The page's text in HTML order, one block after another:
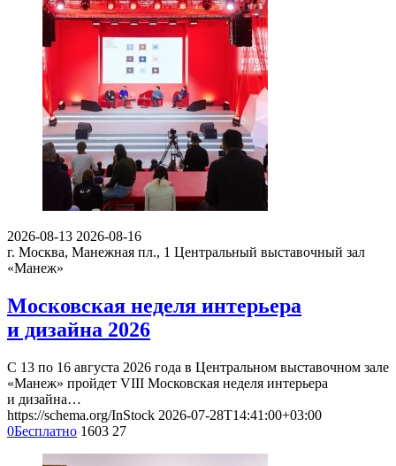
2026-08-13 2026-08-16
г. Москва, Манежная пл., 1 Центральный выставочный зал
«Манеж»
Московская неделя интерьера
и дизайна 2026
С 13 по 16 августа 2026 года в Центральном выставочном зале
«Манеж» пройдет VIII Московская неделя интерьера
и дизайна…
https://schema.org/InStock 2026-07-28T14:41:00+03:00
0Бесплатно 1603 27